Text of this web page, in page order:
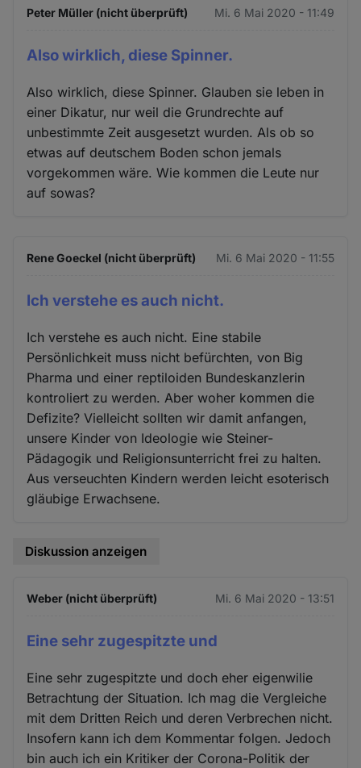
Peter Müller (nicht überprüft) Mi. 6 Mai 2020 - 11:49
Also wirklich, diese Spinner.
Also wirklich, diese Spinner. Glauben sie leben in
einer Dikatur, nur weil die Grundrechte auf
unbestimmte Zeit ausgesetzt wurden. Als ob so
etwas auf deutschem Boden schon jemals
vorgekommen wäre. Wie kommen die Leute nur
auf sowas?
Rene Goeckel (nicht überprüft) Mi. 6 Mai 2020 - 11:55
Ich verstehe es auch nicht.
Ich verstehe es auch nicht. Eine stabile
Persönlichkeit muss nicht befürchten, von Big
Pharma und einer reptiloiden Bundeskanzlerin
kontroliert zu werden. Aber woher kommen die
Defizite? Vielleicht sollten wir damit anfangen,
unsere Kinder von Ideologie wie Steiner-
Pädagogik und Religionsunterricht frei zu halten.
Aus verseuchten Kindern werden leicht esoterisch
gläubige Erwachsene.
Diskussion anzeigen
Weber (nicht überprüft) Mi. 6 Mai 2020 - 13:51
Eine sehr zugespitzte und
Eine sehr zugespitzte und doch eher eigenwilie
Betrachtung der Situation. Ich mag die Vergleiche
mit dem Dritten Reich und deren Verbrechen nicht.
Insofern kann ich dem Kommentar folgen. Jedoch
bin auch ich ein Kritiker der Corona-Politik der